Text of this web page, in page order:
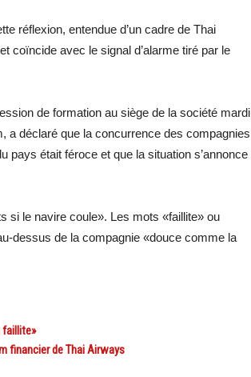
réflexion, entendue d’un cadre de Thai
coïncide avec le signal d’alarme tiré par le
de formation au siège de la société mardi
a déclaré que la concurrence des compagnies
pays était féroce et que la situation s’annonce
si le navire coule». Les mots «faillite» ou
dessus de la compagnie «douce comme la
faillite»
financier de Thai Airways